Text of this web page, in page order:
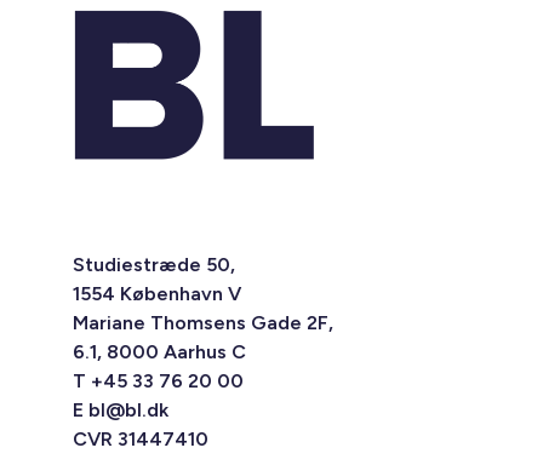
Studiestræde 50,
1554 København V
Mariane Thomsens Gade 2F,
6.1, 8000 Aarhus C
T +45 33 76 20 00
E bl@bl.dk
CVR 31447410